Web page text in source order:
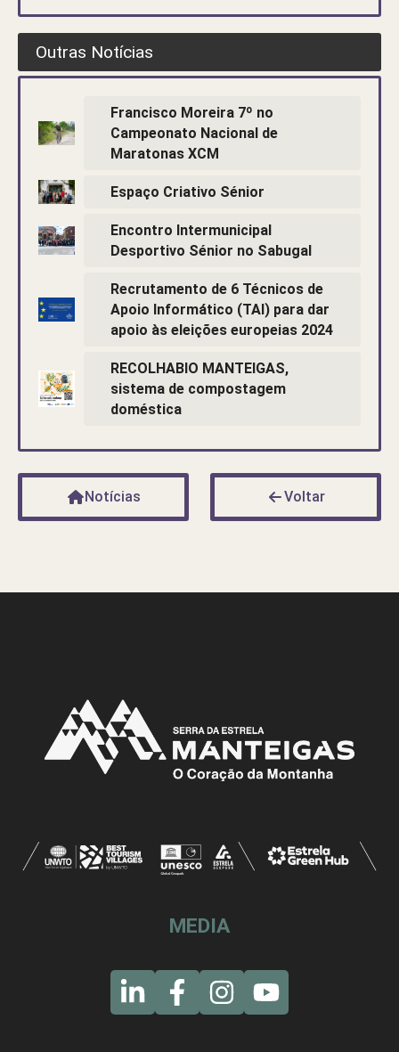
Outras Notícias
Francisco Moreira 7º no
Campeonato Nacional de
Maratonas XCM
Espaço Criativo Sénior
Encontro Intermunicipal
Desportivo Sénior no Sabugal
Recrutamento de 6 Técnicos de
Apoio Informático (TAI) para dar
apoio às eleições europeias 2024
RECOLHABIO MANTEIGAS,
sistema de compostagem
doméstica
Notícias Voltar
MEDIA